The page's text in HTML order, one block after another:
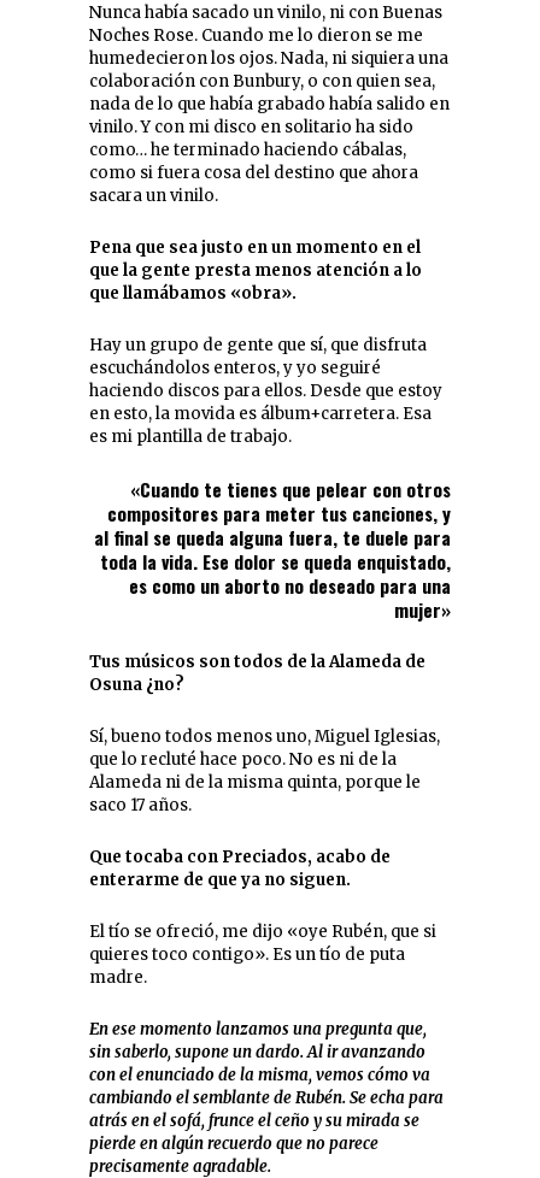
Nunca había sacado un vinilo, ni con Buenas
Noches Rose. Cuando me lo dieron se me
humedecieron los ojos. Nada, ni siquiera una
colaboración con Bunbury, o con quien sea,
nada de lo que había grabado había salido en
vinilo. Y con mi disco en solitario ha sido
como… he terminado haciendo cábalas,
como si fuera cosa del destino que ahora
sacara un vinilo.
Pena que sea justo en un momento en el
que la gente presta menos atención a lo
que llamábamos «obra».
Hay un grupo de gente que sí, que disfruta
escuchándolos enteros, y yo seguiré
haciendo discos para ellos. Desde que estoy
en esto, la movida es álbum+carretera. Esa
es mi plantilla de trabajo.
«Cuando te tienes que pelear con otros
compositores para meter tus canciones, y
al final se queda alguna fuera, te duele para
toda la vida. Ese dolor se queda enquistado,
es como un aborto no deseado para una
mujer»
Tus músicos son todos de la Alameda de
Osuna ¿no?
Sí, bueno todos menos uno, Miguel Iglesias,
que lo recluté hace poco. No es ni de la
Alameda ni de la misma quinta, porque le
saco 17 años.
Que tocaba con Preciados, acabo de
enterarme de que ya no siguen.
El tío se ofreció, me dijo «oye Rubén, que si
quieres toco contigo». Es un tío de puta
madre.
En ese momento lanzamos una pregunta que,
sin saberlo, supone un dardo. Al ir avanzando
con el enunciado de la misma, vemos cómo va
cambiando el semblante de Rubén. Se echa para
atrás en el sofá, frunce el ceño y su mirada se
pierde en algún recuerdo que no parece
precisamente agradable.